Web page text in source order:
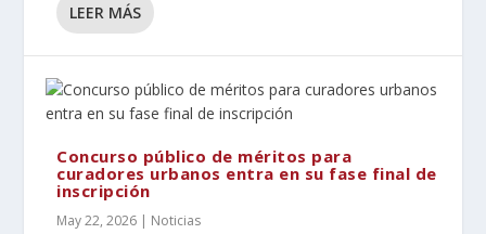
LEER MÁS
Concurso público de méritos para
curadores urbanos entra en su fase final de
inscripción
May 22, 2026 | Noticias